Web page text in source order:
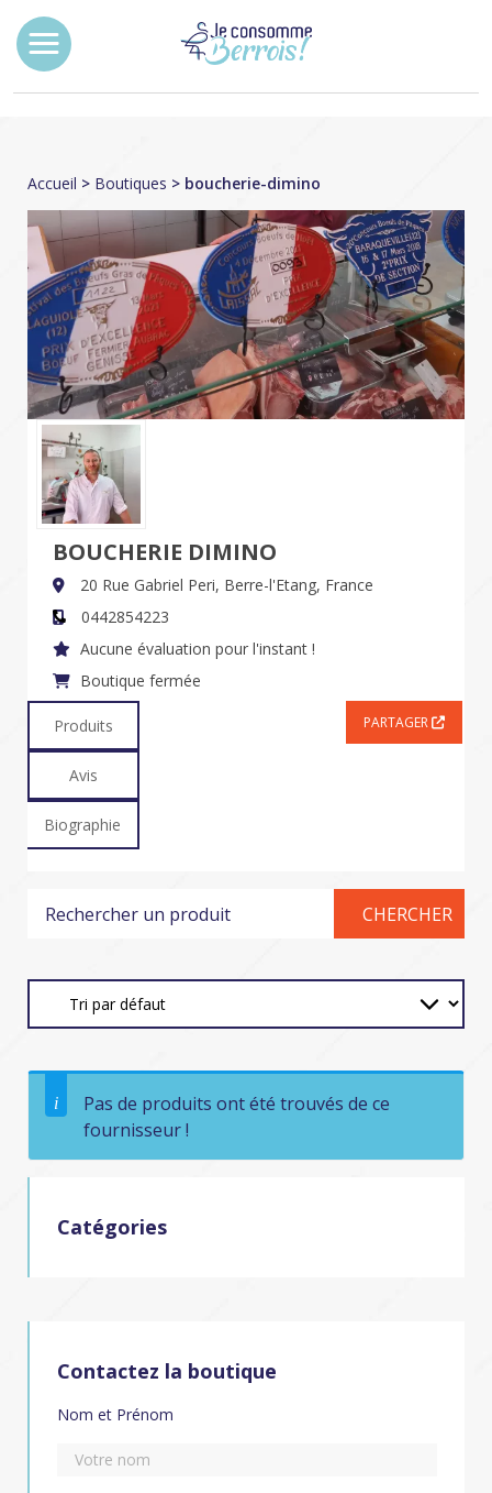
Catégories
Contactez la boutique
Nom et Prénom
Accueil > Boutiques > boucherie-dimino
BOUCHERIE DIMINO
20 Rue Gabriel Peri, Berre-l'Etang, France
0442854223
Aucune évaluation pour l'instant !
Boutique fermée
PARTAGER
Produits
Avis
Biographie
Pas de produits ont été trouvés de ce
fournisseur !